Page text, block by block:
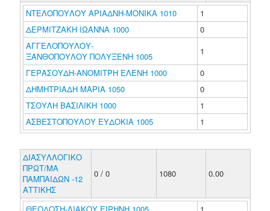
ΝΤΕΛΟΠΟΥΛΟΥ ΑΡΙΑΔΝΗ-ΜΟΝΙΚΑ 1010
1
ΔΕΡΜΙΤΖΑΚΗ ΙΩΑΝΝΑ 1000
0
ΑΓΓΕΛΟΠΟΥΛΟΥ-
ΞΑΝΘΟΠΟΥΛΟΥ ΠΟΛΥΞΕΝΗ 1005
1
ΓΕΡΑΣΟΥΔΗ-ΑΝΟΜΙΤΡΗ ΕΛΕΝΗ 1000
0
ΔΗΜΗΤΡΙΑΔΗ ΜΑΡΙΑ 1050
0
ΤΣΟΥΛΗ ΒΑΣΙΛΙΚΗ 1000
1
ΑΣΒΕΣΤΟΠΟΥΛΟΥ ΕΥΔΟΚΙΑ 1005
1
ΔΙΑΣΥΛΛΟΓΙΚΟ
ΠΡΩΤ/ΜΑ
ΠΑΜΠΑΙΔΩΝ -12
ΑΤΤΙΚΗΣ
0 / 0 1080 0.00